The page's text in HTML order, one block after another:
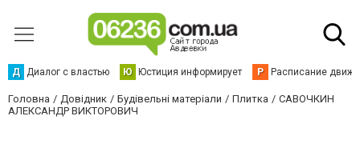
Д Диалог с властью Ю Юстиция информирует Р Расписание
Головна Довідник Будівельні матеріали Плитка
САВОЧКИН
АЛЕКСАНДР ВИКТОРОВИЧ